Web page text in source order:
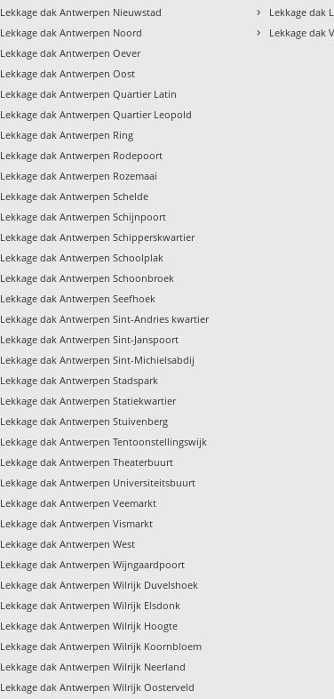
Lekkage dak Antwerpen Nieuwstad
Lekkage dak Antwerpen Noord
Lekkage dak Antwerpen Oever
Lekkage dak Antwerpen Oost
Lekkage dak Antwerpen Quartier Latin
Lekkage dak Antwerpen Quartier Leopold
Lekkage dak Antwerpen Ring
Lekkage dak Antwerpen Rodepoort
Lekkage dak Antwerpen Rozemaai
Lekkage dak Antwerpen Schelde
Lekkage dak Antwerpen Schijnpoort
Lekkage dak Antwerpen Schipperskwartier
Lekkage dak Antwerpen Schoolplak
Lekkage dak Antwerpen Schoonbroek
Lekkage dak Antwerpen Seefhoek
Lekkage dak Antwerpen Sint-Andries kwartier
Lekkage dak Antwerpen Sint-Janspoort
Lekkage dak Antwerpen Sint-Michielsabdij
Lekkage dak Antwerpen Stadspark
Lekkage dak Antwerpen Statiekwartier
Lekkage dak Antwerpen Stuivenberg
Lekkage dak Antwerpen Tentoonstellingswijk
Lekkage dak Antwerpen Theaterbuurt
Lekkage dak Antwerpen Universiteitsbuurt
Lekkage dak Antwerpen Veemarkt
Lekkage dak Antwerpen Vismarkt
Lekkage dak Antwerpen West
Lekkage dak Antwerpen Wijngaardpoort
Lekkage dak Antwerpen Wilrijk Duvelshoek
Lekkage dak Antwerpen Wilrijk Elsdonk
Lekkage dak Antwerpen Wilrijk Hoogte
Lekkage dak Antwerpen Wilrijk Koornbloem
Lekkage dak Antwerpen Wilrijk Neerland
Lekkage dak Antwerpen Wilrijk Oosterveld
› Lekkage dak
› Lekkage dak